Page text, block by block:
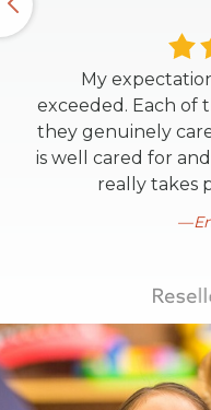
My
exceeded. Each of
they genuinely
is well cared for
really takes